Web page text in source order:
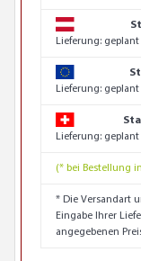
Lieferung: geplant
Lieferung: geplant
Lieferung: geplant
(* bei Bestellung
* Die Versandart
Eingabe Ihrer
angegebenen